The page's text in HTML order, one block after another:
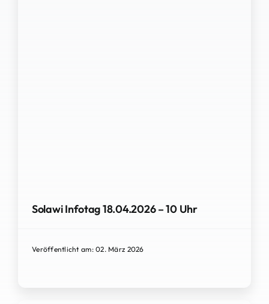
Solawi Infotag 18.04.2026 – 10 Uhr
Veröffentlicht am: 02. März 2026